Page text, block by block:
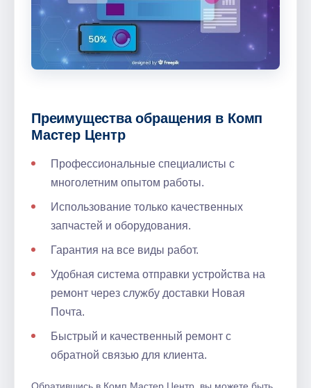
Преимущества обращения в Комп
Мастер Центр
Профессиональные специалисты с
многолетним опытом работы.
Использование только качественных
запчастей и оборудования.
Гарантия на все виды работ.
Удобная система отправки устройства на
ремонт через службу доставки Новая
Почта.
Быстрый и качественный ремонт с
обратной связью для клиента.